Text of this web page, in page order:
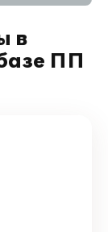
в
ПП